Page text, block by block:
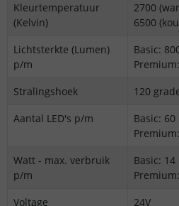
Kleurtemperatuur
(Kelvin)
2700
6500
Lichtsterkte (Lumen)
p/m
Basic:
Stralingshoek
120
Aantal LED's p/m
Basic: 60
Watt - max. verbruik
p/m
Basic: 14
Voltage
24V